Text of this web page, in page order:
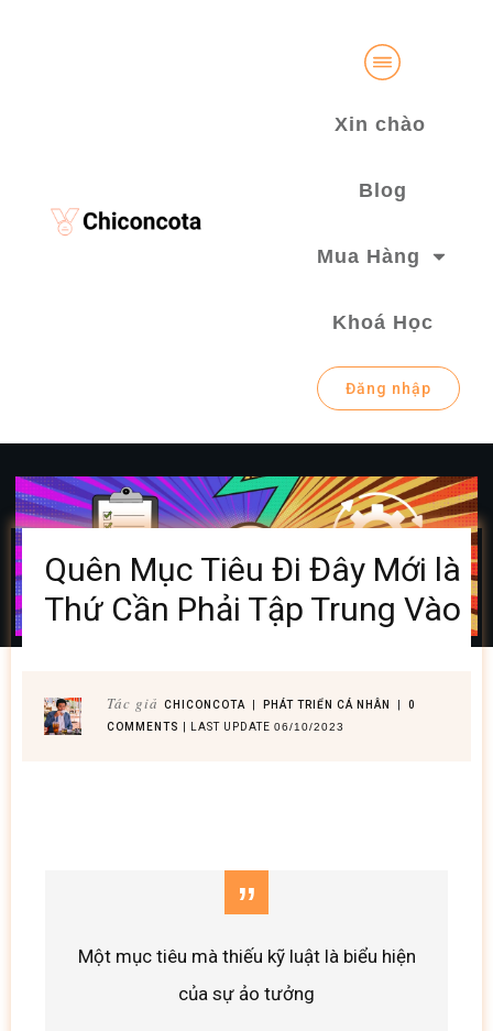
Xin chào
Blog
Mua Hàng
Khoá Học
Đăng nhập
Quên Mục Tiêu Đi Đây Mới là
Thứ Cần Phải Tập Trung Vào
Tác giảCHICONCOTA PHÁT TRIỂN CÁ NHÂN
0
COMMENTS
| LAST UPDATE06/10/2023
”
Một mục tiêu mà thiếu kỹ luật là biểu hiện
của sự ảo tưởng